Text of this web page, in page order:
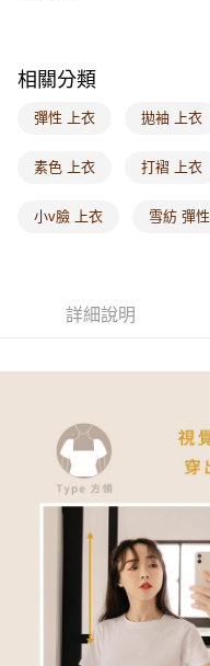
海外配送-歐美地區
相關分類
彈性 上衣 拋袖 上衣
素色 上衣 打褶 上衣
小v臉 上衣 雪紡 彈性
詳細說明